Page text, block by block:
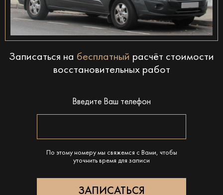
Записаться на бесплатный расчёт стоимости
восстановительных работ
Введите Ваш телефон
По этому номеру мы свяжемся с Вами, чтобы
уточнить время для записи